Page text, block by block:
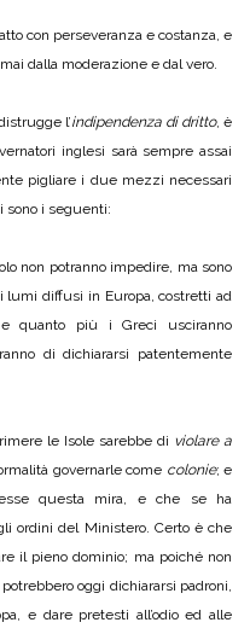
con perseveranza e costanza, e
dalla moderazione e dal vero.
l’indipendenza di dritto, è
inglesi sarà sempre assai
pigliare i due mezzi necessari
sono i seguenti:
non potranno impedire, ma sono
lumi diffusi in Europa, costretti ad
quanto più i Greci usciranno
di dichiararsi patentemente
le Isole sarebbe di violare a
governarle come colonie; e
questa mira, e che se ha
ordini del Ministero. Certo è che
il pieno dominio; ma poiché non
oggi dichiararsi padroni,
e dare pretesti all’odio ed alle